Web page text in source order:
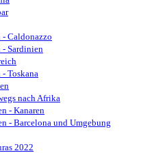
Caldonazzo
Sardinien
Toskana
nach Afrika
- Kanaren
- Barcelona und Umgebung
2022